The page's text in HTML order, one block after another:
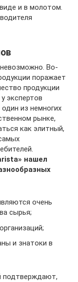
и в молотом.
Во-
поражает
продукции
экспертов
из немногих
рынке,
как элитный,
нашел
очень
сырья;
и знатоки в
подтверждают,